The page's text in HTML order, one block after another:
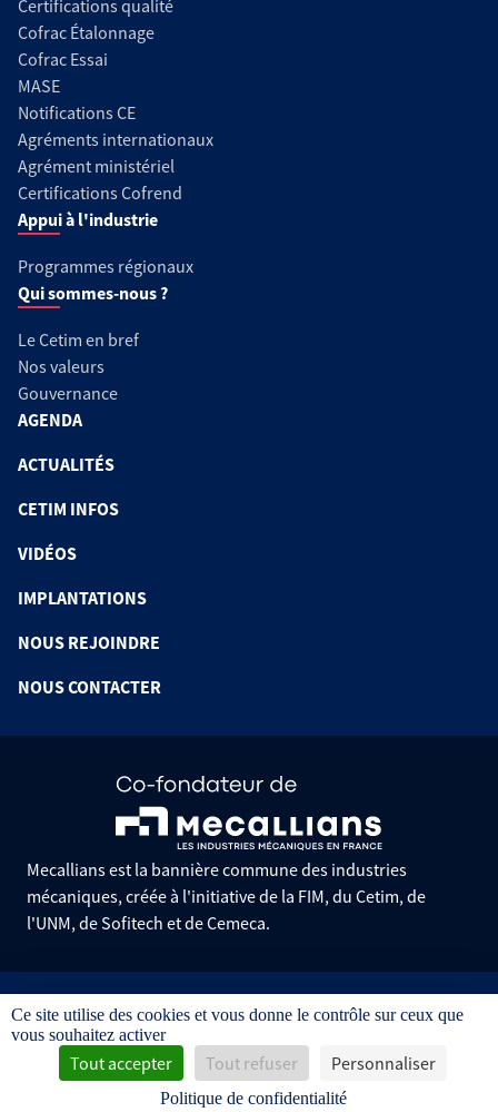
Certifications qualité
Cofrac Étalonnage
Cofrac Essai
MASE
Notifications CE
Agréments internationaux
Agrément ministériel
Certifications Cofrend
Appui à l'industrie
Programmes régionaux
Qui sommes-nous ?
Le Cetim en bref
Nos valeurs
Gouvernance
AGENDA
ACTUALITÉS
CETIM INFOS
VIDÉOS
IMPLANTATIONS
NOUS REJOINDRE
NOUS CONTACTER
Mecallians est la bannière commune des industries
mécaniques, créée à l'initiative de la FIM, du Cetim, de
l'UNM, de Sofitech et de Cemeca.
Informations pratiques
Mentions légales
Données personnelles
Gestion des cookies
Conditions générales de vente
Ce site utilise des cookies et vous donne le contrôle sur ceux que
vous souhaitez activer
Tout accepter Tout refuser Personnaliser
Politique de confidentialité